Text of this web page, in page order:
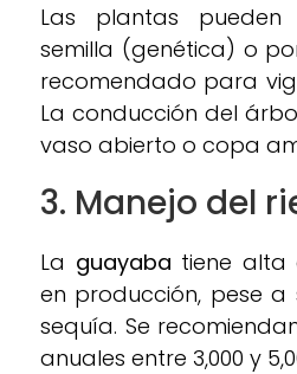
Las plantas
semilla (genética) o
recomendado para
La conducción del
vaso abierto o copa
3. Manejo del r
La guayaba tiene alta
en producción, pese
sequía. Se
anuales entre 3,000 y